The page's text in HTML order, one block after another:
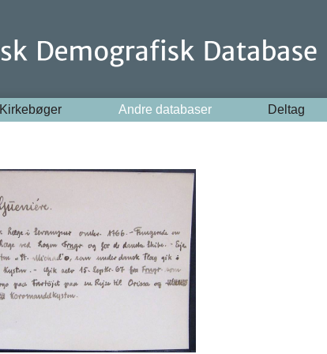
Kirkebøger Andre databaser Deltag